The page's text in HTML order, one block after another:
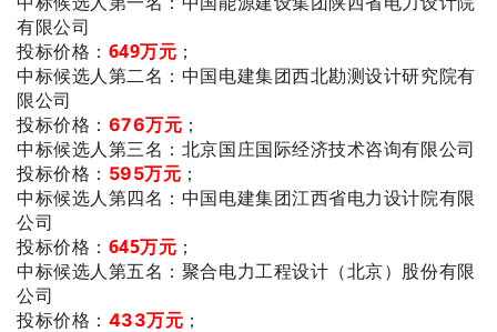
有限公司
投标价格： 649万元 ；
中标候选人第二名 ：中国电建集团西北勘测设计研究院有
限公司
投标价格： 676万元 ；
中标候选人第三名 ：北京国庄国际经济技术咨询有限公司
投标价格： 595万元 ；
中标候选人第四名 ：中国电建集团江西省电力设计院有限
公司
投标价格： 645万元 ；
中标候选人第五名 ：聚合电力工程设计（北京）股份有限
公司
投标价格： 433万元 ；